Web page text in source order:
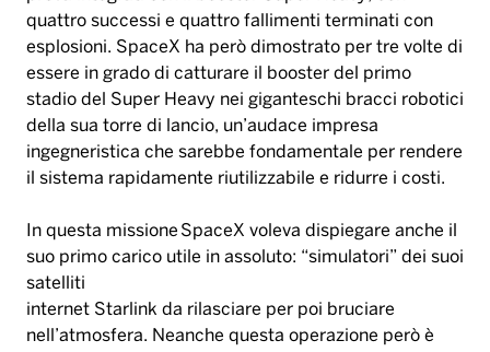
quattro successi e quattro fallimenti terminati con
esplosioni. SpaceX ha però dimostrato per tre volte di
essere in grado di catturare il booster del primo
stadio del Super Heavy nei giganteschi bracci robotici
della sua torre di lancio, un’audace impresa
ingegneristica che sarebbe fondamentale per rendere
il sistema rapidamente riutilizzabile e ridurre i costi.
In questa missione SpaceX voleva dispiegare anche il
suo primo carico utile in assoluto: “simulatori” dei suoi
satelliti
internet Starlink da rilasciare per poi bruciare
nell’atmosfera. Neanche questa operazione però è